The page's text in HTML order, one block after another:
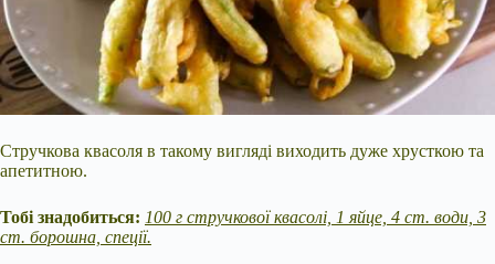
Стручкова квасоля в такому вигляді виходить дуже хрусткою та
апетитною.
Тобі знадобиться: 100 г стручкової квасолі, 1 яйце, 4 ст. води, 3
ст. борошна, спеції.